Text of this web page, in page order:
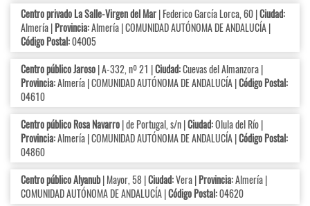
Centro privado La Salle-Virgen del Mar| Federico García Lorca, 60 |Ciudad:
Almería |Provincia:Almería | COMUNIDAD AUTÓNOMA DE ANDALUCÍA |
Código Postal:04005
Centro público Jaroso| A-332, nº 21 |Ciudad:Cuevas del Almanzora |
Provincia:Almería | COMUNIDAD AUTÓNOMA DE ANDALUCÍA |Código Postal:
04610
Centro público Rosa Navarro| de Portugal, s/n |Ciudad:Olula del Río |
Provincia:Almería | COMUNIDAD AUTÓNOMA DE ANDALUCÍA |Código Postal:
04860
Centro público Alyanub| Mayor, 58 |Ciudad:Vera |Provincia:Almería |
COMUNIDAD AUTÓNOMA DE ANDALUCÍA |Código Postal:04620